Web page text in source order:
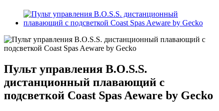
Пульт управления B.O.S.S.
дистанционный плавающий с
подсветкой Coast Spas Aeware by Gecko